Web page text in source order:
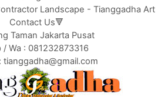
Landscape - Tianggadha Art
Contact Us🔻
Taman Jakarta Pusat
/ Wa : 081232873316
tianggadha@gmail.com